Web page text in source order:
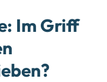
Im Griff